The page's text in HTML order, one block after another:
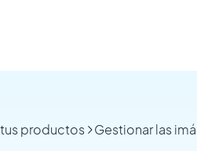
productos
Gestionar las